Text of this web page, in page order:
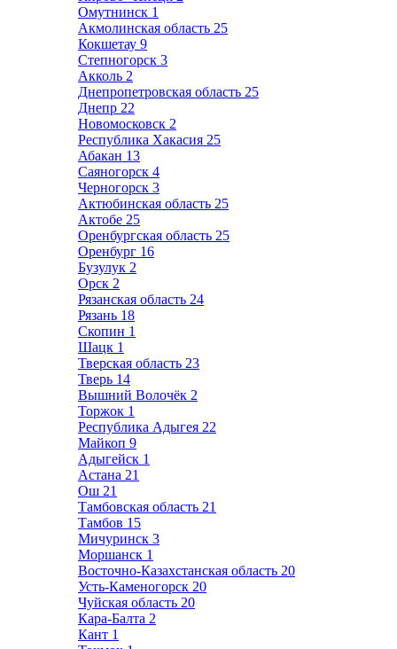
Омутнинск 1
Акмолинская область 25
Кокшетау 9
Степногорск 3
Акколь 2
Днепропетровская область 25
Днепр 22
Новомосковск 2
Республика Хакасия 25
Абакан 13
Саяногорск 4
Черногорск 3
Актюбинская область 25
Актобе 25
Оренбургская область 25
Оренбург 16
Бузулук 2
Орск 2
Рязанская область 24
Рязань 18
Скопин 1
Шацк 1
Тверская область 23
Тверь 14
Вышний Волочёк 2
Торжок 1
Республика Адыгея 22
Майкоп 9
Адыгейск 1
Астана 21
Ош 21
Тамбовская область 21
Тамбов 15
Мичуринск 3
Моршанск 1
Восточно-Казахстанская область 20
Усть-Каменогорск 20
Чуйская область 20
Кара-Балта 2
Кант 1